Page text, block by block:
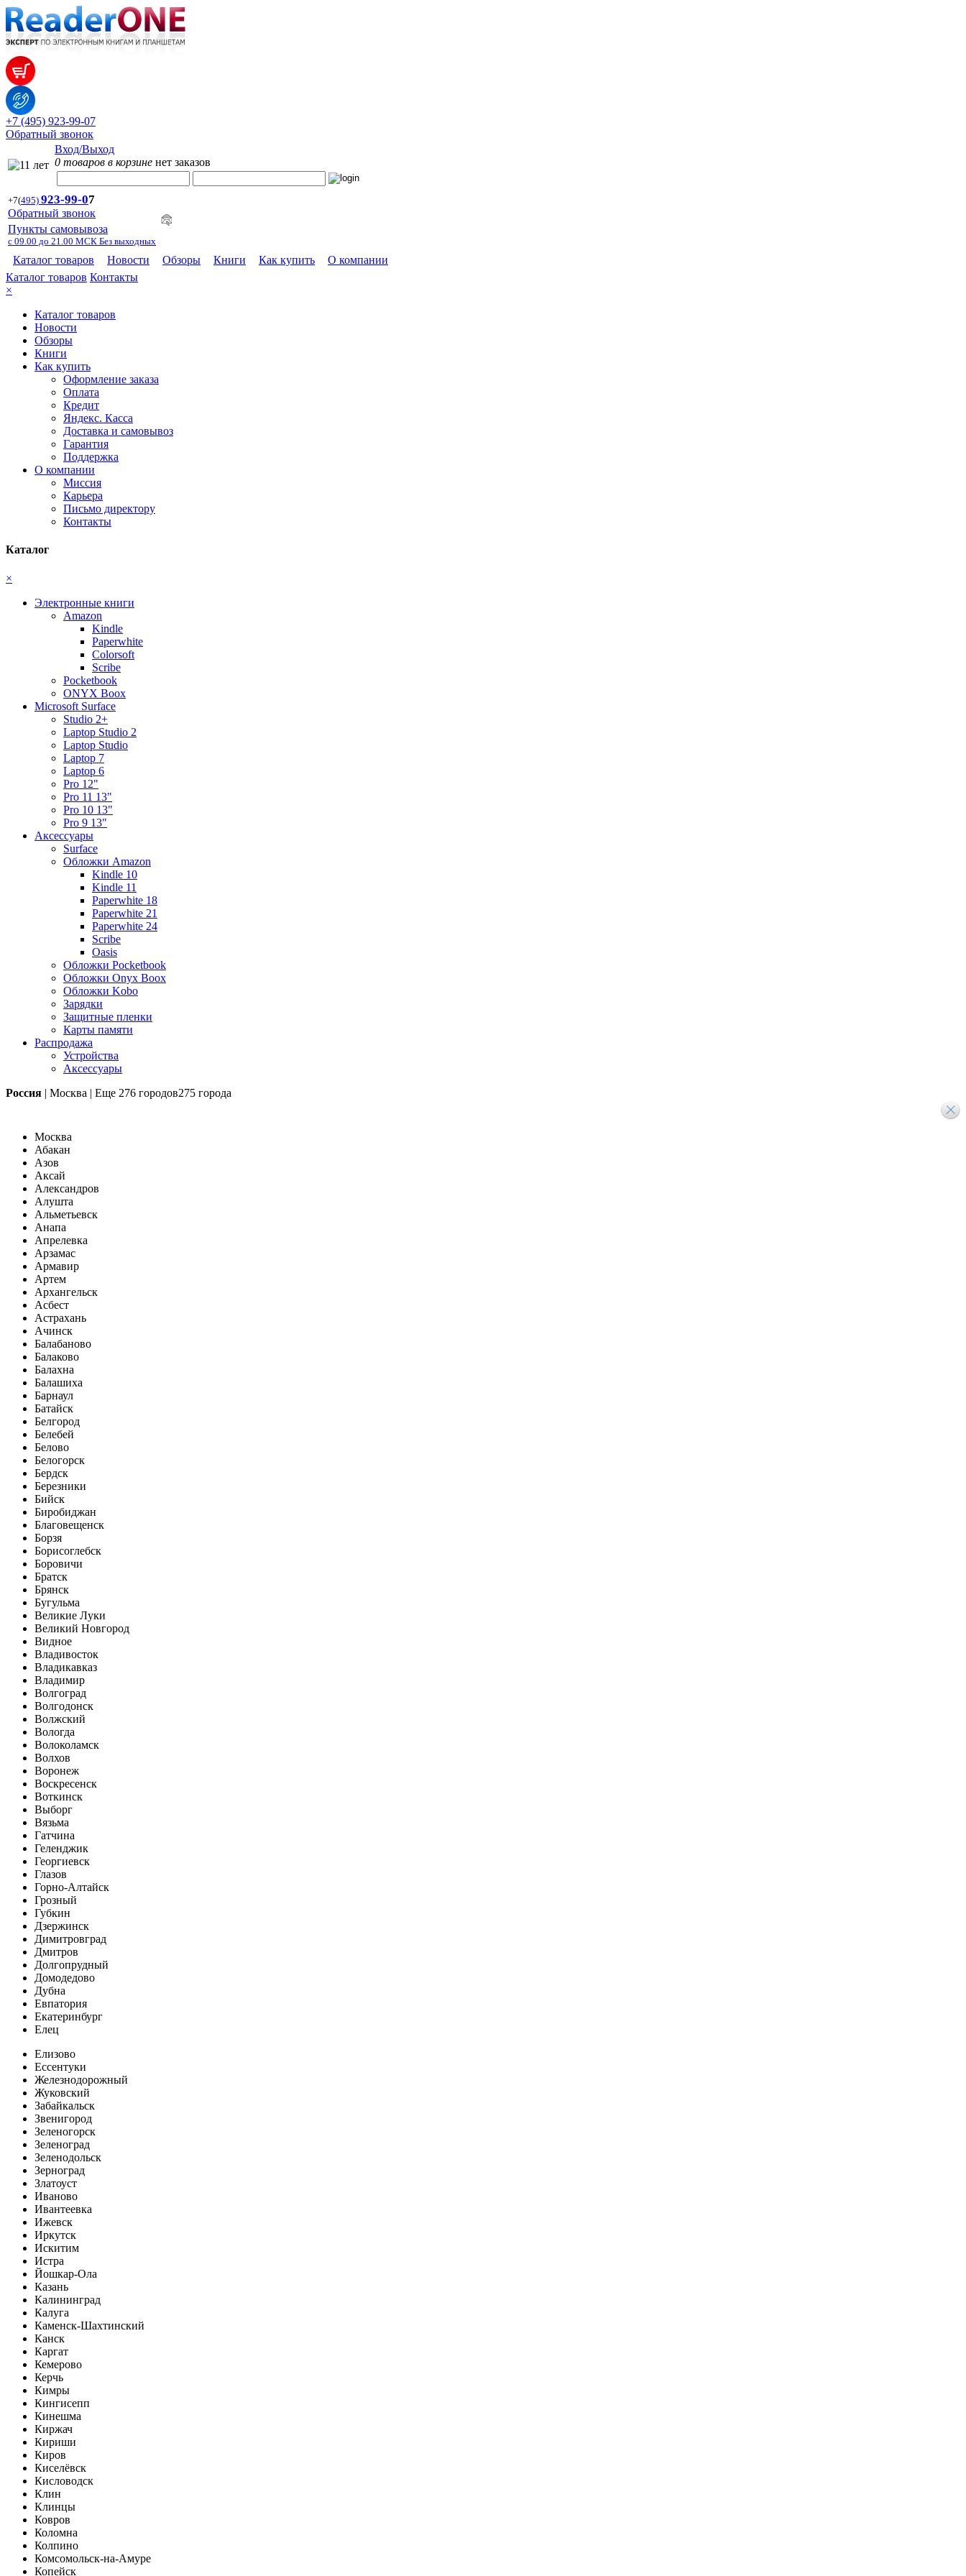
+7 (495) 923-99-07
Обратный звонок
Вход/Выход
0 товаров в корзине нет заказов
+7(495) 923-99-07
Обратный звонок
Пункты самовывоза
с 09.00 до 21.00 МСК Без выходных
Каталог товаров Новости Обзоры Книги Как купить
О компании
Каталог товаров Контакты
×
Каталог товаров
Новости
Обзоры
Книги
Как купить
Оформление заказа
Оплата
Кредит
Яндекс. Касса
Доставка и самовывоз
Гарантия
Поддержка
О компании
Миссия
Карьера
Письмо директору
Контакты
Каталог
×
Электронные книги
Amazon
Kindle
Paperwhite
Colorsoft
Scribe
Pocketbook
ONYX Boox
Microsoft Surface
Studio 2+
Laptop Studio 2
Laptop Studio
Laptop 7
Laptop 6
Pro 12"
Pro 11 13"
Pro 10 13"
Pro 9 13"
Аксессуары
Surface
Обложки Amazon
Kindle 10
Kindle 11
Paperwhite 18
Paperwhite 21
Paperwhite 24
Scribe
Oasis
Обложки Pocketbook
Обложки Onyx Boox
Обложки Kobo
Зарядки
Защитные пленки
Карты памяти
Распродажа
Устройства
Аксессуары
Россия | Москва | Еще 276 городов275 города
Москва
Абакан
Азов
Аксай
Александров
Алушта
Альметьевск
Анапа
Апрелевка
Арзамас
Армавир
Артем
Архангельск
Асбест
Астрахань
Ачинск
Балабаново
Балаково
Балахна
Балашиха
Барнаул
Батайск
Белгород
Белебей
Белово
Белогорск
Бердск
Березники
Бийск
Биробиджан
Благовещенск
Борзя
Борисоглебск
Боровичи
Братск
Брянск
Бугульма
Великие Луки
Великий Новгород
Видное
Владивосток
Владикавказ
Владимир
Волгоград
Волгодонск
Волжский
Вологда
Волоколамск
Волхов
Воронеж
Воскресенск
Воткинск
Выборг
Вязьма
Гатчина
Геленджик
Георгиевск
Глазов
Горно-Алтайск
Грозный
Губкин
Дзержинск
Димитровград
Дмитров
Долгопрудный
Домодедово
Дубна
Евпатория
Екатеринбург
Елец
Елизово
Ессентуки
Железнодорожный
Жуковский
Забайкальск
Звенигород
Зеленогорск
Зеленоград
Зеленодольск
Зерноград
Златоуст
Иваново
Ивантеевка
Ижевск
Иркутск
Искитим
Истра
Йошкар-Ола
Казань
Калининград
Калуга
Каменск-Шахтинский
Канск
Каргат
Кемерово
Керчь
Кимры
Кингисепп
Кинешма
Киржач
Кириши
Киров
Киселёвск
Кисловодск
Клин
Клинцы
Ковров
Коломна
Колпино
Комсомольск-на-Амуре
Копейск